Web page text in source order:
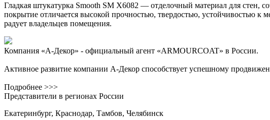
Гладкая штукатурка Smooth SM X6082 — отделочный материал для стен,
покрытие отличается высокой прочностью, твердостью, устойчивостью к
радует владельцев помещения.
Компания «А-Декор» - официальный агент «ARMOURCOAT» в России.
Активное развитие компании А-Декор способствует успешному
Подробнее >>>
Представители в регионах России
Екатеринбург, Краснодар, Тамбов, Челябинск